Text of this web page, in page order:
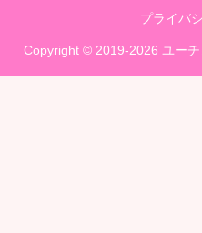
プライバ
Copyright © 2019-2026 ユー